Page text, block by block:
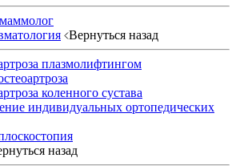
Вернуться назад
плазмолифтингом
коленного сустава
индивидуальных ортопедических
назад